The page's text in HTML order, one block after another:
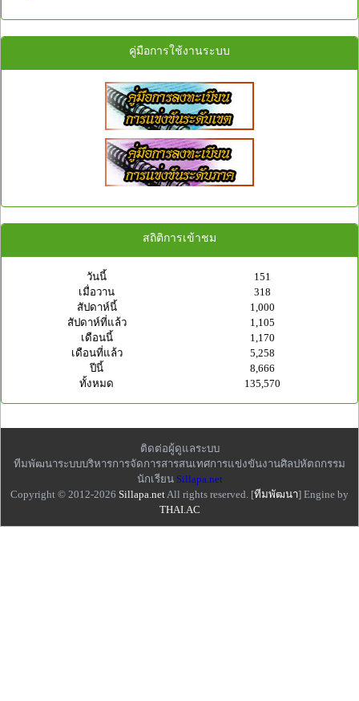
คู่มือการใช้งานระบบ
สถิติการเข้าชม
วันนี้
151
เมื่อวาน
318
สัปดาห์นี้
1,000
สัปดาห์ที่แล้ว
1,105
เดือนนี้
1,170
เดือนที่แล้ว
5,258
ปีนี้
8,666
ทั้งหมด
135,570
ติดต่อผู้ดูแลระบบ
ทีมพัฒนาระบบบริหารการจัดการสารสนเทศการแข่งขันงานศิลปหัตถกรรม
นักเรียน Sillapa.net
Copyright © 2012-2026 Sillapa.netAll rights reserved. [ทีมพัฒนา] Engine by
THAI.AC